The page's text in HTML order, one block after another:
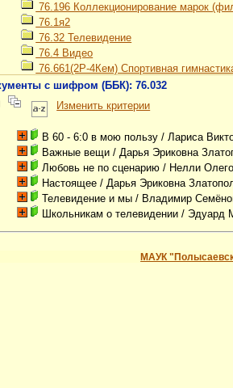
76.196 Коллекционирование марок
76.1я2
76.32 Телевидение
76.4 Видео
76.661(2Р-4Кем) Спортивная
с шифром (ББК): 76.032
Изменить критерии
В 60 - 6:0 в мою пользу / Лариса
Важные вещи / Дарья Эриковна
Любовь не по сценарию / Нелли
Настоящее / Дарья Эриковна
Телевидение и мы / Владимир
Школьникам о телевидении / Эдуард
МАУК